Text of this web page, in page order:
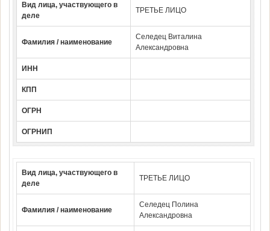
Вид лица, участвующего в
деле
ТРЕТЬЕ ЛИЦО
Фамилия / наименование
Селедец Виталина
Александровна
ИНН
КПП
ОГРН
ОГРНИП
Вид лица, участвующего в
деле
ТРЕТЬЕ ЛИЦО
Фамилия / наименование
Селедец Полина
Александровна